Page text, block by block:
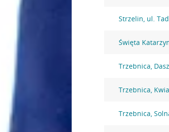
Strzelin, ul.
Święta
Trzebnica,
Trzebnica,
Trzebnica,